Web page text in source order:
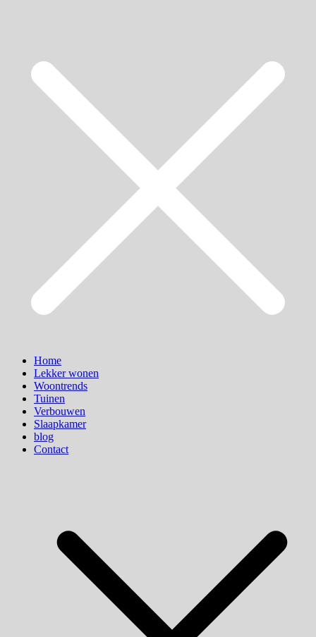
Home
Lekker wonen
Woontrends
Tuinen
Verbouwen
Slaapkamer
blog
Contact